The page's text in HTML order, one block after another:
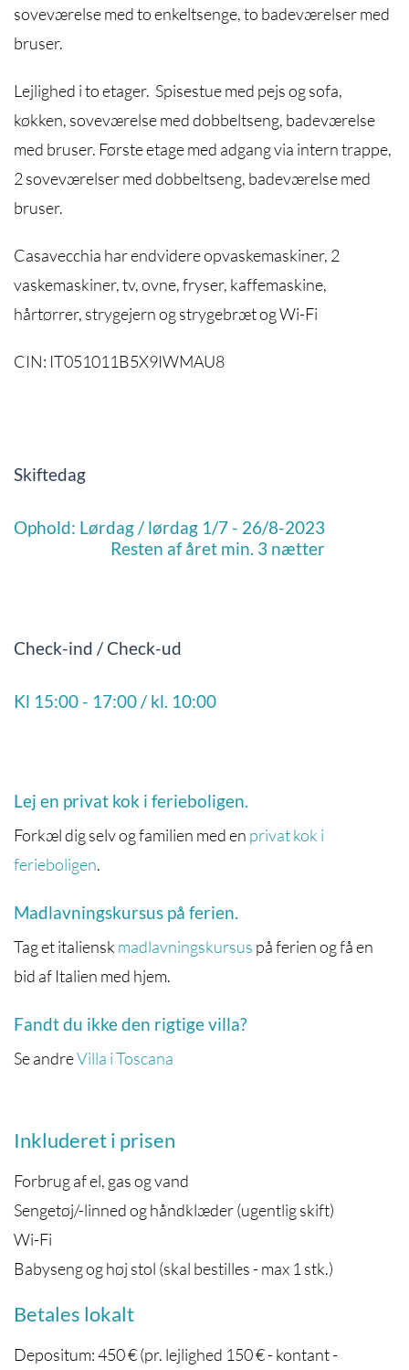
soveværelse med to enkeltsenge, to badeværelser med
bruser.
Lejlighed i to etager. Spisestue med pejs og sofa,
køkken, soveværelse med dobbeltseng, badeværelse
med bruser. Første etage med adgang via intern trappe,
2 soveværelser med dobbeltseng, badeværelse med
bruser.
Casavecchia har endvidere opvaskemaskiner, 2
vaskemaskiner, tv, ovne, fryser, kaffemaskine,
hårtørrer, strygejern og strygebræt og Wi-Fi
CIN: IT051011B5X9IWMAU8
Skiftedag
Ophold: Lørdag / lørdag 1/7 - 26/8-2023
Resten af året min. 3 nætter
Check-ind / Check-ud
Kl 15:00 - 17:00 / kl. 10:00
Lej en privat kok i ferieboligen.
Forkæl dig selv og familien med en privat kok i
ferieboligen.
Madlavningskursus på ferien.
Tag et italiensk madlavningskursus på ferien og få en
bid af Italien med hjem.
Fandt du ikke den rigtige villa?
Se andreVilla i Toscana
Inkluderet i prisen
Forbrug af el, gas og vand
Sengetøj/-linned og håndklæder (ugentlig skift)
Wi-Fi
Babyseng og høj stol (skal bestilles - max 1 stk.)
Betales lokalt
Depositum: 450 € (pr. lejlighed 150 € - kontant -